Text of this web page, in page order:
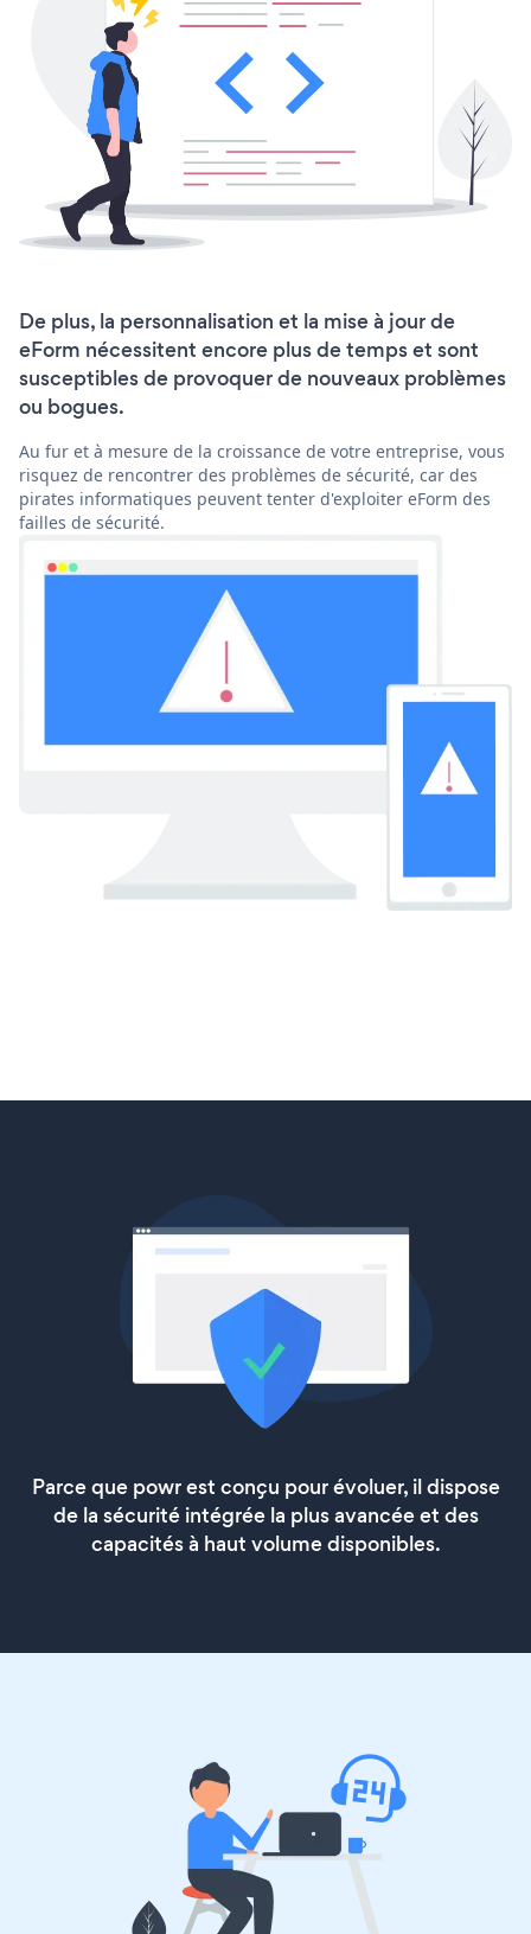
De plus, la personnalisation et la mise à jour de
eForm nécessitent encore plus de temps et sont
susceptibles de provoquer de nouveaux problèmes
ou bogues.
Au fur et à mesure de la croissance de votre entreprise, vous
risquez de rencontrer des problèmes de sécurité, car des
pirates informatiques peuvent tenter d'exploiter eForm des
failles de sécurité.
Parce que powr est conçu pour évoluer, il dispose
de la sécurité intégrée la plus avancée et des
capacités à haut volume disponibles.